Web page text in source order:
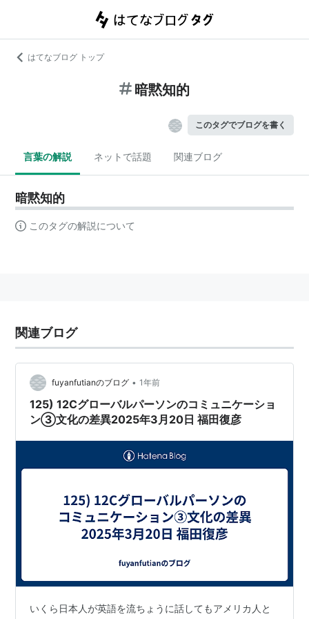
はてなブログ トップ
暗黙知的
このタグでブログを書く
言葉の解説 ネットで話題 関連ブログ
暗黙知的
このタグの解説について
関連ブログ
fuyanfutianのブログ • 1年前
125) 12Cグローバルパーソンのコミュニケーショ
ン③文化の差異2025年3月20日 福田復彦
いくら日本人が英語を流ちょうに話してもアメリカ人と